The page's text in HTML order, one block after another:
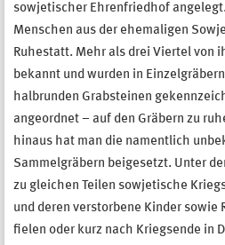
sowjetischer Ehrenfriedhof
Menschen aus der ehemaligen
Ruhestatt. Mehr als drei Viertel von
bekannt und wurden in
halbrunden Grabsteinen
angeordnet – auf den Gräbern zu
hinaus hat man die namentlich
Sammelgräbern beigesetzt. Unter
zu gleichen Teilen sowjetische
und deren verstorbene Kinder sowie
ﬁelen oder kurz nach Kriegsende in